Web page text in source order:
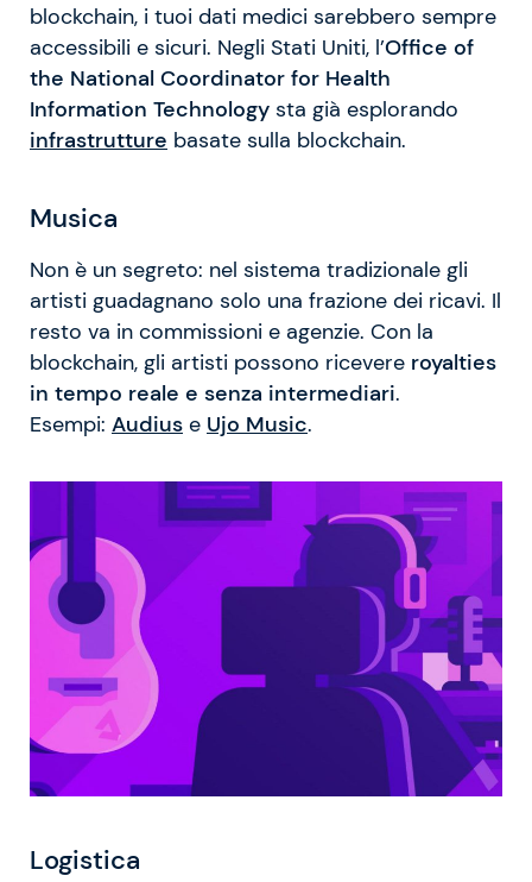
blockchain, i tuoi dati medici sarebbero sempre
accessibili e sicuri. Negli Stati Uniti, l’Office of
the National Coordinator for Health
Information Technology sta già esplorando
infrastrutture basate sulla blockchain.
Musica
Non è un segreto: nel sistema tradizionale gli
artisti guadagnano solo una frazione dei ricavi. Il
resto va in commissioni e agenzie. Con la
blockchain, gli artisti possono ricevere royalties
in tempo reale e senza intermediari.
Esempi: Audius e Ujo Music.
Logistica